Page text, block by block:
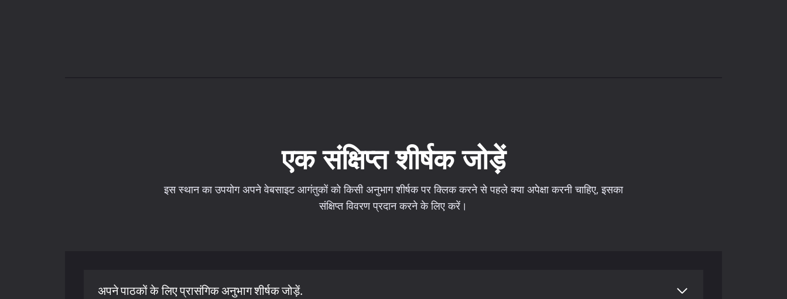
एक संक्षिप्त शीर्षक जोड़ें
इस स्थान का उपयोग अपने वेबसाइट आगंतुकों को किसी अनुभाग शीर्षक पर क्लिक करने से पहले क्या अपेक्षा करनी चाहिए, इसका
संक्षिप्त विवरण प्रदान करने के लिए करें।
अपने पाठकों के लिए प्रासंगिक अनुभाग शीर्षक जोड़ें.